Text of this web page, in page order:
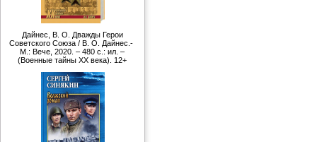
Дайнес, В. О. Дважды Герои
Советского Союза / В. О. Дайнес.-
М.: Вече, 2020. – 480 с.: ил. –
(Военные тайны ХХ века). 12+